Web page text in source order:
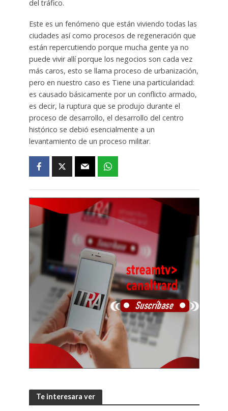
del tráfico.
Este es un fenómeno que están viviendo todas las
ciudades así como procesos de regeneración que
están repercutiendo porque mucha gente ya no
puede vivir allí porque los negocios son cada vez
más caros, esto se llama proceso de urbanización,
pero en nuestro caso es Tiene una particularidad:
es causado básicamente por un conflicto armado,
es decir, la ruptura que se produjo durante el
proceso de desarrollo, el desarrollo del centro
histórico se debió esencialmente a un
levantamiento de un proceso militar.
Te interesara ver